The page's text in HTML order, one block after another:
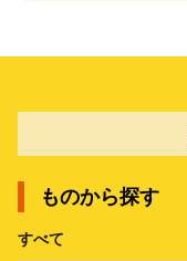
ものから探す
すべて